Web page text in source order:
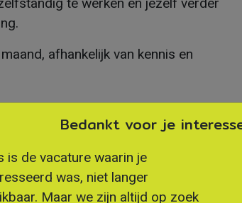
afhankelijk van kennis en
en installatiewerk.
Bedankt voor je
is de vacature waarin je
was, niet langer
Maar we zijn altijd op zoek